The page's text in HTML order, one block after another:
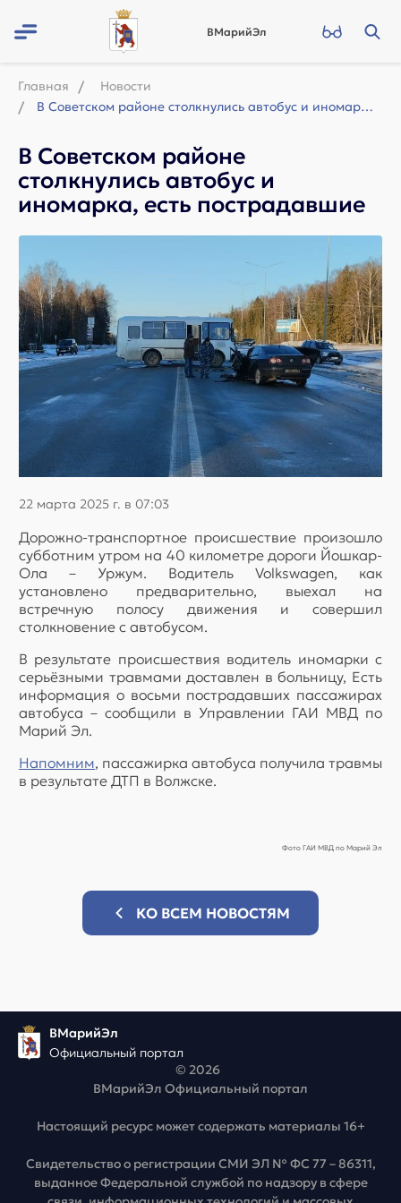
ВМарийЭл
Главная
Новости
В Советском районе столкнулись автобус и иномарка, есть пострадавшие
В Советском районе
столкнулись автобус и
иномарка, есть пострадавшие
22 марта 2025 г. в 07:03
Дорожно-транспортное происшествие произошло
субботним утром на 40 километре дороги Йошкар-
Ола – Уржум. Водитель Volkswagen, как
установлено предварительно, выехал на
встречную полосу движения и совершил
столкновение с автобусом.
В результате происшествия водитель иномарки с
серьёзными травмами доставлен в больницу, Есть
информация о восьми пострадавших пассажирах
автобуса – сообщили в Управлении ГАИ МВД по
Марий Эл.
Напомним, пассажирка автобуса получила травмы
в результате ДТП в Волжске.
Фото ГАИ МВД по Марий Эл
КО ВСЕМ НОВОСТЯМ
ВМарийЭл
Официальный портал
© 2026
ВМарийЭл Официальный портал
Настоящий ресурс может содержать материалы 16+
Свидетельство о регистрации СМИ ЭЛ № ФС 77 – 86311,
выданное Федеральной службой по надзору в сфере